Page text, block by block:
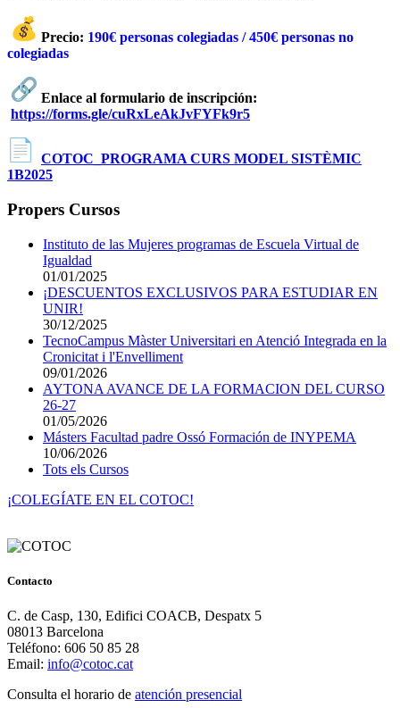
Precio: 190€ personas colegiadas / 450€ personas no
colegiadas
Enlace al formulario de inscripción:
https://forms.gle/cuRxLeAkJvFYFk9r5
COTOC_PROGRAMA CURS MODEL SISTÈMIC
1B2025
Propers Cursos
Instituto de las Mujeres programas de Escuela Virtual de
Igualdad
01/01/2025
¡DESCUENTOS EXCLUSIVOS PARA ESTUDIAR EN
UNIR!
30/12/2025
TecnoCampus Màster Universitari en Atenció Integrada en la
Cronicitat i l'Envelliment
09/01/2026
AYTONA AVANCE DE LA FORMACION DEL CURSO
26-27
01/05/2026
Másters Facultad padre Ossó Formación de INYPEMA
10/06/2026
Tots els Cursos
¡COLEGÍATE EN EL COTOC!
Contacto
C. de Casp, 130, Edifici COACB, Despatx 5
08013 Barcelona
Teléfono: 606 50 85 28
Email: info@cotoc.cat
Consulta el horario de atención presencial